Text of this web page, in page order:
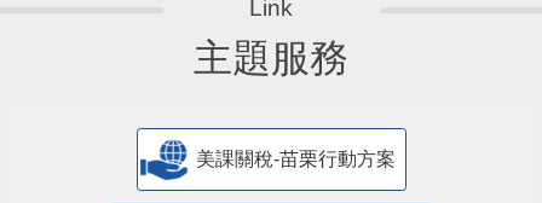
主題服務
美課關稅-苗栗行動方案